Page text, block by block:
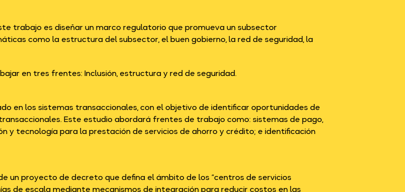
trabajo es diseñar un marco regulatorio que promueva un subsector
como la estructura del subsector, el buen gobierno, la red de seguridad, la
en tres frentes: Inclusión, estructura y red de seguridad.
en los sistemas transaccionales, con el objetivo de identificar oportunidades de
Este estudio abordará frentes de trabajo como: sistemas de pago,
y tecnología para la prestación de servicios de ahorro y crédito; e identificación
un proyecto de decreto que defina el ámbito de los “centros de servicios
de escala mediante mecanismos de integración para reducir costos en las